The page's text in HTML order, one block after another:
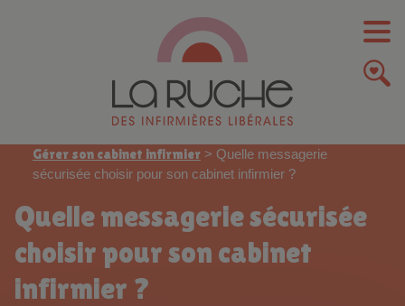
Gérer son cabinet infirmier > Quelle messagerie
sécurisée choisir pour son cabinet infirmier ?
Quelle messagerie sécurisée
choisir pour son cabinet
infirmier ?